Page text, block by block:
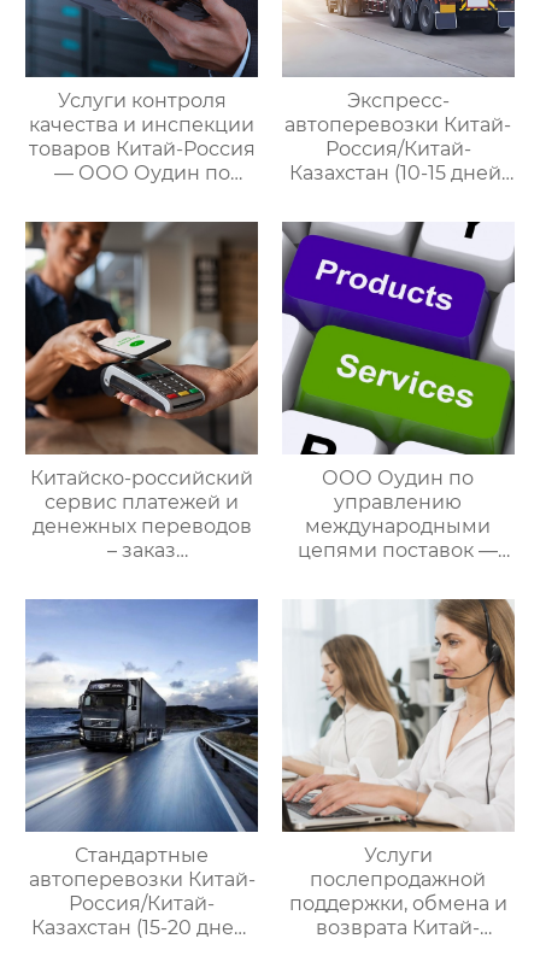
Услуги контроля
качества и инспекции
товаров Китай-Россия
— ООО Оудин по
международными
цепями поставок
Экспресс-
автоперевозки Китай-
Россия/Китай-
Казахстан (10-15 дней)
управлению
международными
цепями поставок
Китайско-российский
сервис платежей и
денежных переводов
– заказ
поставок
ООО Оудин по
управлению
международными
цепями поставок —
мире китайско-
российских закупок
Стандартные
автоперевозки Китай-
Россия/Китай-
Казахстан (15-20 дней)
Услуги
послепродажной
поддержки, обмена и
возврата Китай-